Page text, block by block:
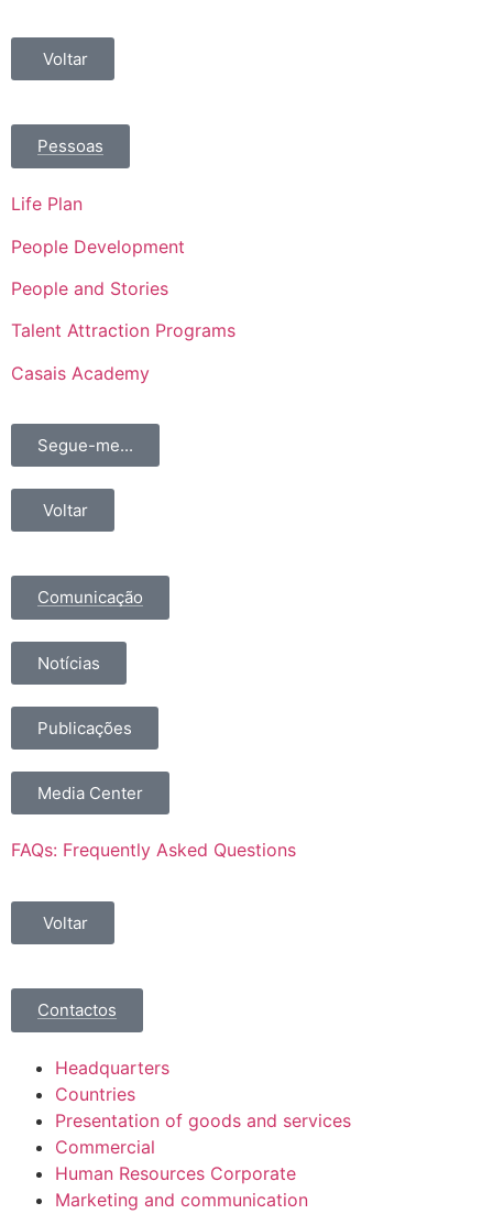
Voltar
Pessoas
Life Plan
People Development
People and Stories
Talent Attraction Programs
Casais Academy
Segue-me...
Voltar
Comunicação
Notícias
Publicações
Media Center
FAQs: Frequently Asked Questions
Voltar
Contactos
Headquarters
Countries
Presentation of goods and services
Commercial
Human Resources Corporate
Marketing and communication